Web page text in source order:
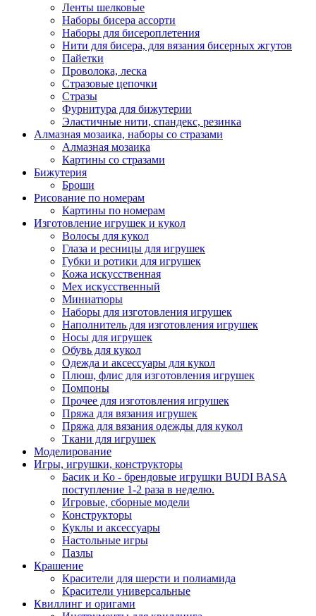
Ленты шелковые
Наборы бисера ассорти
Наборы для бисероплетения
Нити для бисера, для вязания бисерных жгутов
Пайетки
Проволока, леска
Стразовые цепочки
Стразы
Фурнитура для бижутерии
Эластичные нити, спандекс, резинка
Алмазная мозаика, наборы со стразами
Алмазная мозаика
Картины co стразами
Бижутерия
Броши
Рисование по номерам
Картины по номерам
Изготовление игрушек и кукол
Волосы для кукол
Глаза и ресницы для игрушек
Губки и ротики для игрушек
Кожа искусственная
Мех искусственный
Миниатюры
Наборы для изготовления игрушек
Наполнитель для изготовления игрушек
Носы для игрушек
Обувь для кукол
Одежда и аксессуары для кукол
Плюш, флис для изготовления игрушек
Помпоны
Прочее для изготовления игрушек
Пряжа для вязания игрушек
Пряжа для вязания одежды для кукол
Ткани для игрушек
Моделирование
Игры, игрушки, конструкторы
Басик и Ко - брендовые игрушки BUDI BASA
поступление 1-2 раза в неделю.
Игровые, сборные модели
Конструкторы
Куклы и аксессуары
Настольные игры
Пазлы
Крашение
Красители для шерсти и полиамида
Красители универсальные
Квиллинг и оригами